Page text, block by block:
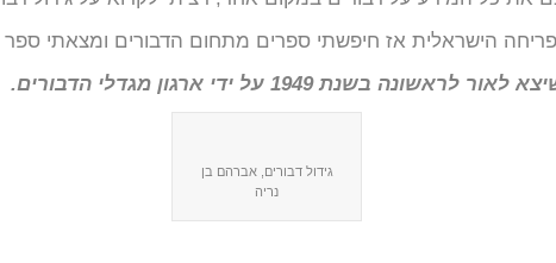
הישראלית אז חיפשתי ספרים מתחום הדבורים ומצאתי ספר
בשנת 1949 על ידי ארגון מגדלי הדבורים.
גידול דבורים, אברהם בן
נריה